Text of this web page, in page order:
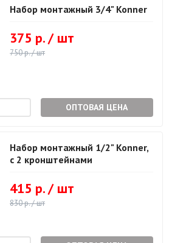
Набор монтажный 3/4" Konner
375 р. / шт
750 р. / шт
ОПТОВАЯ ЦЕНА
Набор монтажный 1/2" Konner,
с 2 кронштейнами
415 р. / шт
830 р. / шт